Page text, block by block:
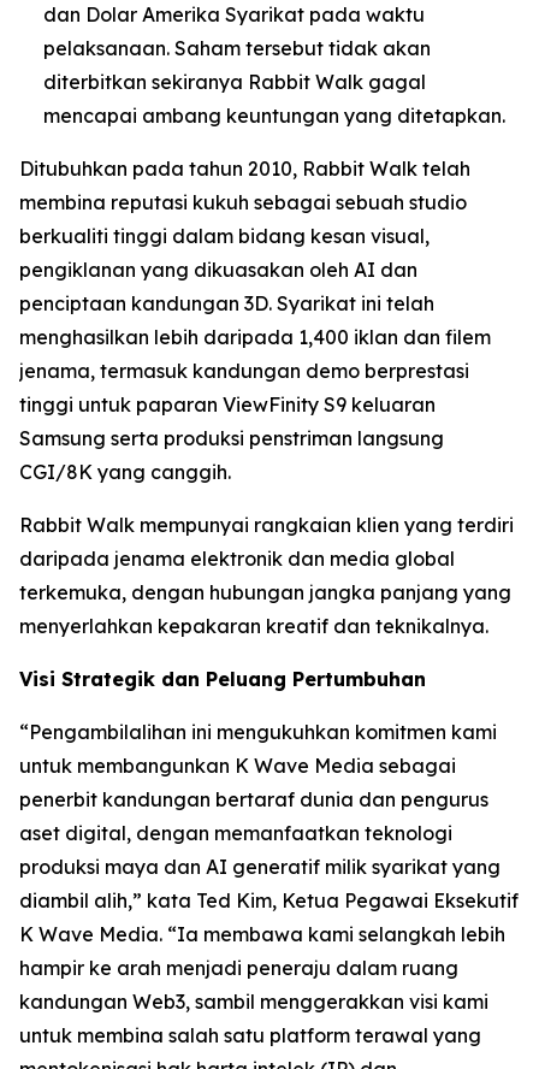
dan Dolar Amerika Syarikat pada waktu
pelaksanaan. Saham tersebut tidak akan
diterbitkan sekiranya Rabbit Walk gagal
mencapai ambang keuntungan yang ditetapkan.
Ditubuhkan pada tahun 2010, Rabbit Walk telah
membina reputasi kukuh sebagai sebuah studio
berkualiti tinggi dalam bidang kesan visual,
pengiklanan yang dikuasakan oleh AI dan
penciptaan kandungan 3D. Syarikat ini telah
menghasilkan lebih daripada 1,400 iklan dan filem
jenama, termasuk kandungan demo berprestasi
tinggi untuk paparan ViewFinity S9 keluaran
Samsung serta produksi penstriman langsung
CGI/8K yang canggih.
Rabbit Walk mempunyai rangkaian klien yang terdiri
daripada jenama elektronik dan media global
terkemuka, dengan hubungan jangka panjang yang
menyerlahkan kepakaran kreatif dan teknikalnya.
Visi Strategik dan Peluang Pertumbuhan
“Pengambilalihan ini mengukuhkan komitmen kami
untuk membangunkan K Wave Media sebagai
penerbit kandungan bertaraf dunia dan pengurus
aset digital, dengan memanfaatkan teknologi
produksi maya dan AI generatif milik syarikat yang
diambil alih,” kata Ted Kim, Ketua Pegawai Eksekutif
K Wave Media. “Ia membawa kami selangkah lebih
hampir ke arah menjadi peneraju dalam ruang
kandungan Web3, sambil menggerakkan visi kami
untuk membina salah satu platform terawal yang